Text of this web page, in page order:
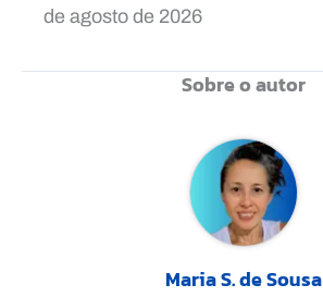
de agosto de 2026
Sobre o autor
Maria S. de Sousa